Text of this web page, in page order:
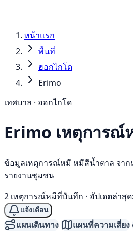
หน้าแรก
พื้นที่
ฮอกไกโด
Erimo
เทศบาล · ฮอกไกโด
Erimo เหตุการณ์
ข้อมูลเหตุการณ์หมี หมีสีน้ำตาล จาก
รายงานชุมชน
2 เหตุการณ์หมีที่บันทึก · อัปเดตล่าสุ
แจ้งเตือน
แผนเดินทาง แผนที่ความเสี่ยง